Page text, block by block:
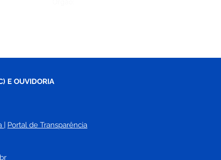
E OUVIDORIA
| Portal de Transparência